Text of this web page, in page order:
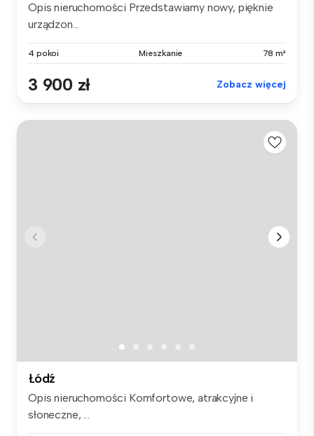
Opis nieruchomości Przedstawiamy nowy, pięknie
urządzon...
4 pokoi Mieszkanie 78 m²
3 900 zł Zobacz więcej
Łódź
Opis nieruchomości Komfortowe, atrakcyjne i
słoneczne, ...